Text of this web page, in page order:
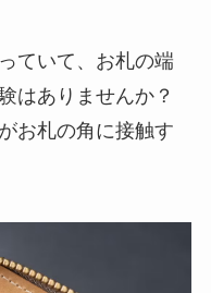
ていて、お札の端
はありませんか？
お札の角に接触す